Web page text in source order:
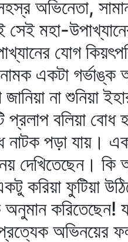
অভিনেতা,
মহা-
যোগ
একটা
না শুনিয়া
বলিয়া বোধ
পড়া যায়।
দেখিতেছেন। কি
করিয়া ফুটিয়া
করিতেছেন!
অভিনয়ের